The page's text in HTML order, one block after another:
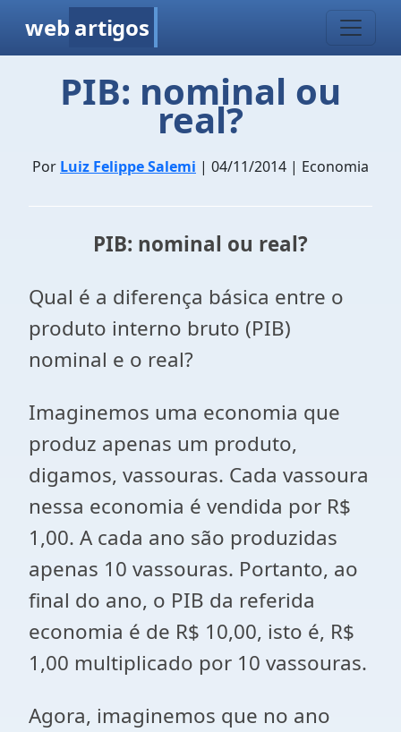
web artigos
PIB: nominal ou
real?
Por Luiz Felippe Salemi | 04/11/2014 | Economia
PIB: nominal ou real?
Qual é a diferença básica entre o
produto interno bruto (PIB)
nominal e o real?
Imaginemos uma economia que
produz apenas um produto,
digamos, vassouras. Cada vassoura
nessa economia é vendida por R$
1,00. A cada ano são produzidas
apenas 10 vassouras. Portanto, ao
final do ano, o PIB da referida
economia é de R$ 10,00, isto é, R$
1,00 multiplicado por 10 vassouras.
Agora, imaginemos que no ano